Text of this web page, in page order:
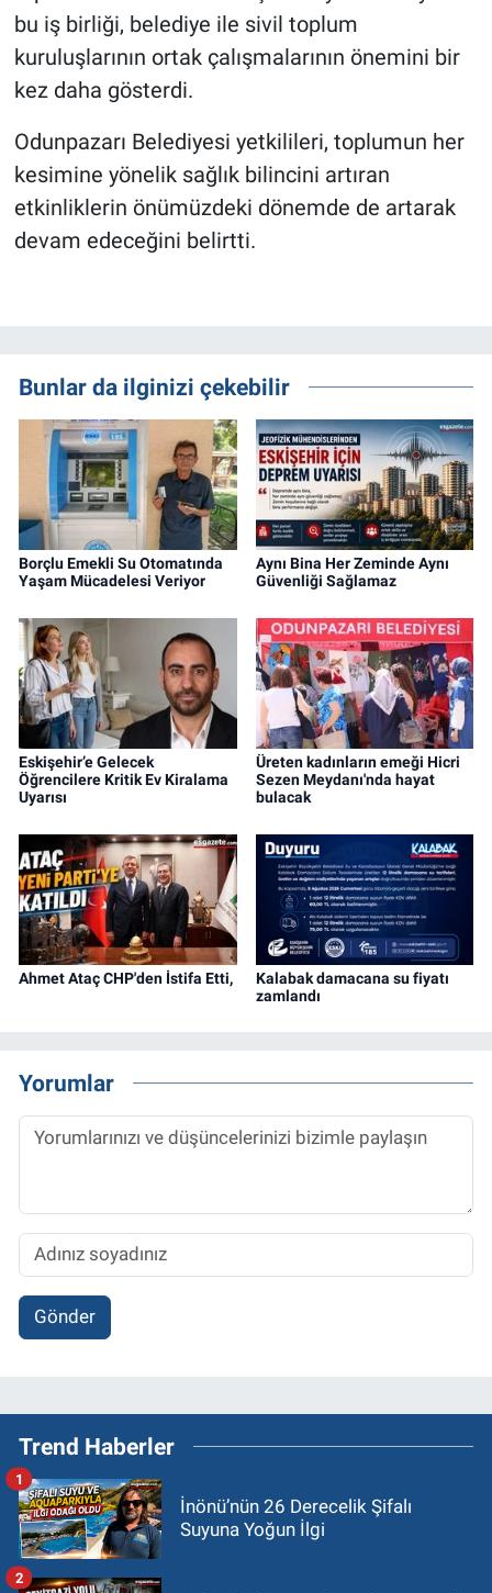
bu iş birliği, belediye ile sivil toplum
kuruluşlarının ortak çalışmalarının önemini bir
kez daha gösterdi.
Odunpazarı Belediyesi yetkilileri, toplumun her
kesimine yönelik sağlık bilincini artıran
etkinliklerin önümüzdeki dönemde de artarak
devam edeceğini belirtti.
Bunlar da ilginizi çekebilir
Borçlu Emekli Su Otomatında
Yaşam Mücadelesi Veriyor
Aynı Bina Her Zeminde Aynı
Güvenliği Sağlamaz
Eskişehir’e Gelecek
Öğrencilere Kritik Ev Kiralama
Uyarısı
Üreten kadınların emeği Hicri
Sezen Meydanı'nda hayat
bulacak
Ahmet Ataç CHP'den İstifa Etti,
Kalabak damacana su fiyatı
zamlandı
Yorumlar
Gönder
Trend Haberler
İnönü’nün 26 Derecelik Şifalı
Suyuna Yoğun İlgi
1
2